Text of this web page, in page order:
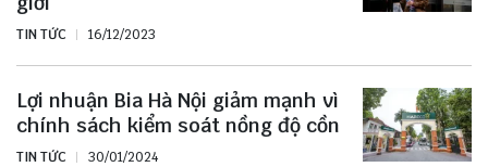
TIN TỨC 16/12/2023
Lợi nhuận Bia Hà Nội giảm mạnh vì
chính sách kiểm soát nồng độ cồn
TIN TỨC 30/01/2024